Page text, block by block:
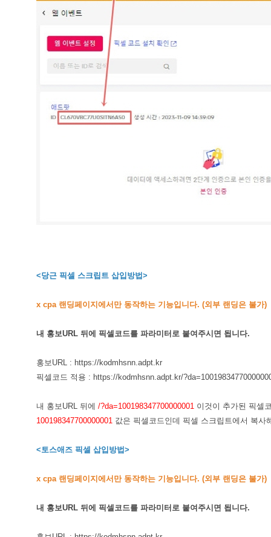
<당근 픽셀 스크립트 삽입방법>
x cpa 랜딩페이지에서만 동작하는 기능입니다. (외부 랜딩은 불가)
내 홍보URL 뒤에 픽셀코드를 파라미터로 붙여주시면 됩니다.
홍보URL : https://kodmhsnn.adpt.kr
픽셀코드 적용 : https://kodmhsnn.adpt.kr/?da=
내 홍보URL 뒤에 /?da=100198347700000001 이것이 추가된 픽셀
100198347700000001 값은 픽셀코드인데 픽셀 스크립트에서 복사
<토스애즈 픽셀 삽입방법>
x cpa 랜딩페이지에서만 동작하는 기능입니다. (외부 랜딩은 불가)
내 홍보URL 뒤에 픽셀코드를 파라미터로 붙여주시면 됩니다.